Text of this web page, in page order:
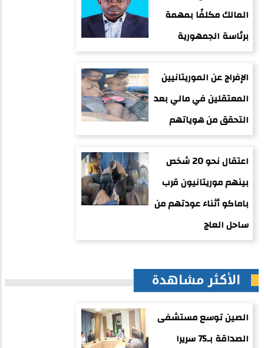
المالك مكلفًا بمهمة
برئاسة الجمهورية
الإفراج عن الموريتانيين
المعتقلين في مالي بعد
التحقق من هوياتهم
اعتقال نحو 20 شخص
بينهم موريتانيون قرب
باماكو أثناء عودتهم من
ساحل العاج
الأكثر مشاهدة
الصين توسع مستشفى
الصداقة بـ75 سريرا